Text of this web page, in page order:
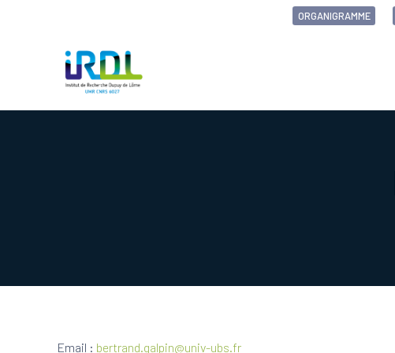
ORGANIGRAMME
Email : bertrand.galpin@univ-ubs.fr